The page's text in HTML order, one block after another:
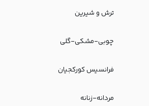
ترش و شیرین
چوبی-مشکی-گلی
فرانسیس کورکجیان
مردانه-زنانه